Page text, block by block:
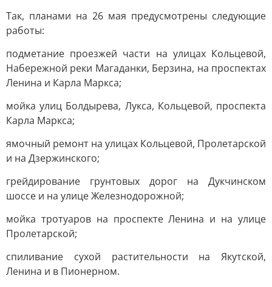
Так, планами на 26 мая предусмотрены следующие
работы:
подметание проезжей части на улицах Кольцевой,
Набережной реки Магаданки, Берзина, на проспектах
Ленина и Карла Маркса;
мойка улиц Болдырева, Лукса, Кольцевой, проспекта
Карла Маркса;
ямочный ремонт на улицах Кольцевой, Пролетарской
и на Дзержинского;
грейдирование грунтовых дорог на Дукчинском
шоссе и на улице Железнодорожной;
мойка тротуаров на проспекте Ленина и на улице
Пролетарской;
спиливание сухой растительности на Якутской,
Ленина и в Пионерном.